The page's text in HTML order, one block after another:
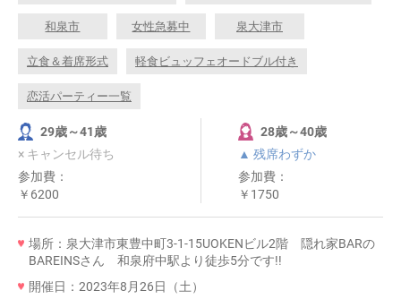
和泉市 女性急募中 泉大津市
立食＆着席形式 軽食ビュッフェオードブル付き
恋活パーティー一覧
29歳～41歳
× キャンセル待ち
参加費：
￥6200
28歳～40歳
▲ 残席わずか
参加費：
￥1750
場所：泉大津市東豊中町3-1-15UOKENビル2階 隠れ家BARの
BAREINSさん 和泉府中駅より徒歩5分です!!
開催日：2023年8月26日（土）